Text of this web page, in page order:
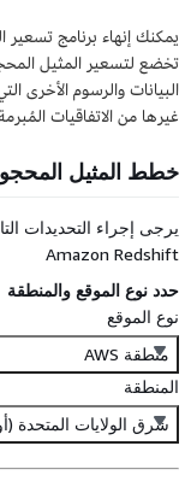
يمكنك إنهاء برنامج تسعير
تخضع لتسعير المثيل
غيرها من الاتفاقيات